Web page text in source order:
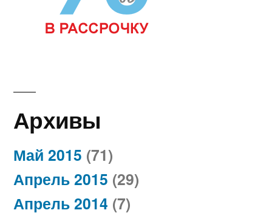
Архивы
Май 2015 (71)
Апрель 2015 (29)
Апрель 2014 (7)